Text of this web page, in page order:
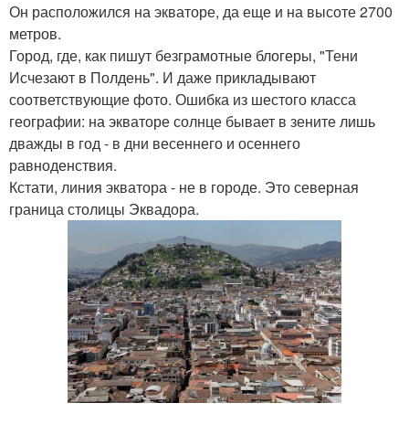
Он расположился на экваторе, да еще и на высоте 2700
метров.
Город, где, как пишут безграмотные блогеры, "Тени
Исчезают в Полдень". И даже прикладывают
соответствующие фото. Ошибка из шестого класса
географии: на экваторе солнце бывает в зените лишь
дважды в год - в дни весеннего и осеннего
равноденствия.
Кстати, линия экватора - не в городе. Это северная
граница столицы Эквадора.